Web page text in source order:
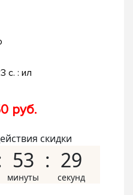
с. : ил
руб.
скидки
53 28